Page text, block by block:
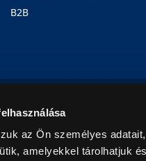
az Ön személyes
amelyekkel tárolhatjuk
B2B